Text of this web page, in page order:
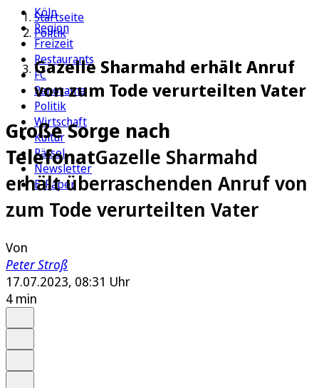
Köln
Region
Freizeit
Restaurants
FC
Panorama
Politik
Wirtschaft
Kultur
Rätsel
Newsletter
E-Paper
Startseite
Politik
Gazelle Sharmahd erhält Anruf
von zum Tode verurteilten Vater
Große Sorge nach
TelefonatGazelle Sharmahd
erhält überraschenden Anruf von
zum Tode verurteilten Vater
Von
Peter Stroß
17.07.2023, 08:31 Uhr
4 min